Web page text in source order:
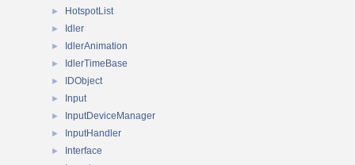
► HotspotList
► Idler
► IdlerAnimation
► IdlerTimeBase
► IDObject
► Input
► InputDeviceManager
► InputHandler
► Interface